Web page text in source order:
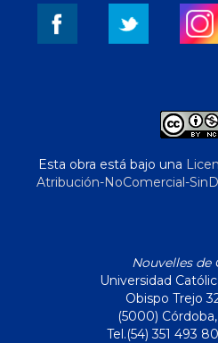
Esta obra está bajo una
Atribución-NoComercial-
Nouvelles de
Universidad
Obispo Trejo
(5000)
Tel.(54) 351 493